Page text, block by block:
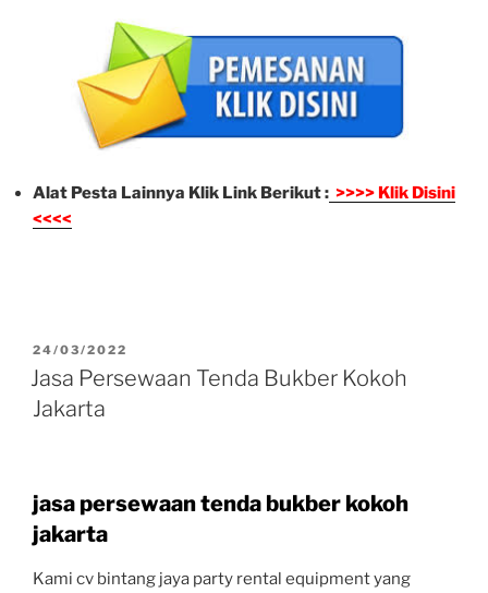
Alat Pesta Lainnya Klik Link Berikut : >>>> Klik Disini
<<<<
DIPOSKAN
PADA
24/03/2022
Jasa Persewaan Tenda Bukber Kokoh
Jakarta
jasa persewaan tenda bukber kokoh
jakarta
Kami cv bintang jaya party rental equipment yang